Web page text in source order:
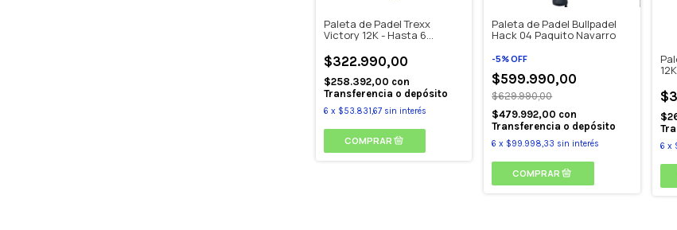
Paleta de Padel Trexx
Victory 12K - Hasta 6
$322.990,00
$258.392,00 con
Transferencia o depósito
6 x $53.831,67 sin interés
Paleta de Padel Bullpadel
Hack 04 Paquito Navarro
-5%OFF
$599.990,00
$629.990,00
$479.992,00 con
Transferencia o depósito
6 x $99.998,33 sin interés
12K
6 x